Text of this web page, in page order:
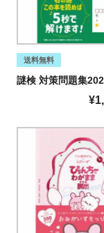
送料無料
謎検 対策問題集
¥